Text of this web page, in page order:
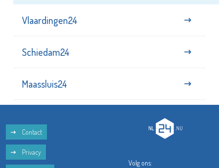
Vlaardingen24
Schiedam24
Maassluis24
Contact
Privacy
Volg ons: